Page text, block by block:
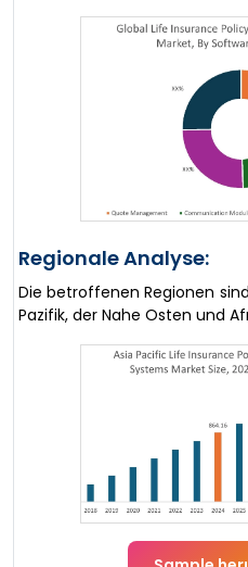
Regionale Analyse:
Die betroffenen Regionen
Pazifik, der Nahe Osten und